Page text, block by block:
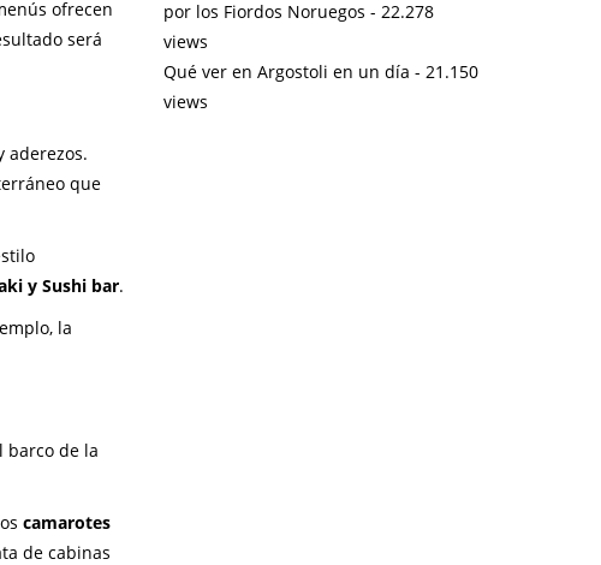
ofrecen
será
aderezos.
que
y Sushi bar.
la
barco de la
camarotes
de cabinas
por los Fiordos Noruegos - 22.278
views
Qué ver en Argostoli en un día - 21.150
views